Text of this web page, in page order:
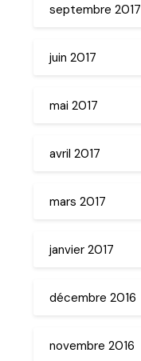
septembre 2017
juin 2017
mai 2017
avril 2017
mars 2017
janvier 2017
décembre 2016
novembre 2016